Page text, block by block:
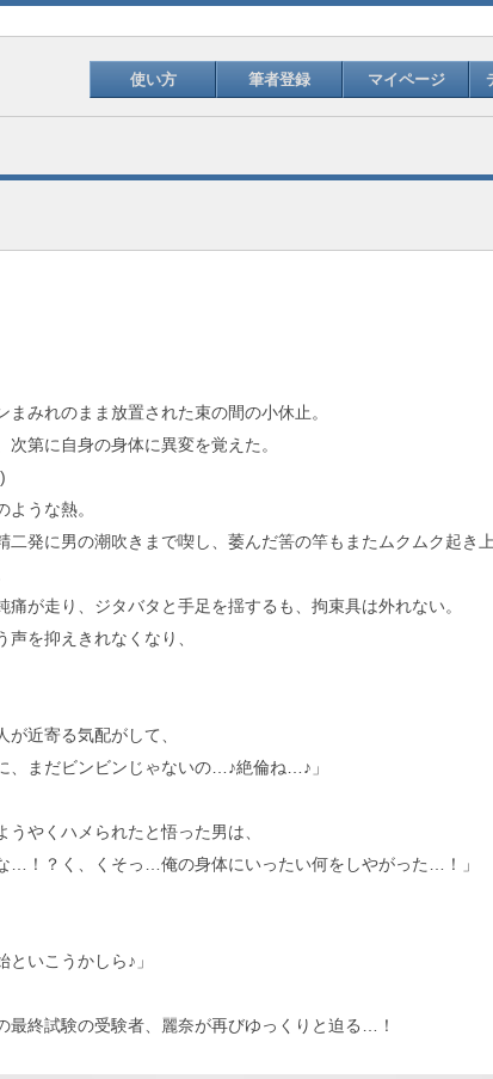
使い方 筆者登録 マイページ
みれのまま放置された束の間の小休止。
第に自身の身体に異変を覚えた。
うな熱。
発に男の潮吹きまで喫し、萎んだ筈の竿もまたムクムク起き
が走り、ジタバタと手足を揺するも、拘束具は外れない。
を抑えきれなくなり、
近寄る気配がして、
、まだビンビンじゃないの…♪絶倫ね…♪」
やくハメられたと悟った男は、
…！？く、くそっ…俺の身体にいったい何をしやがった…！」
といこうかしら♪」
終試験の受験者、麗奈が再びゆっくりと迫る…！